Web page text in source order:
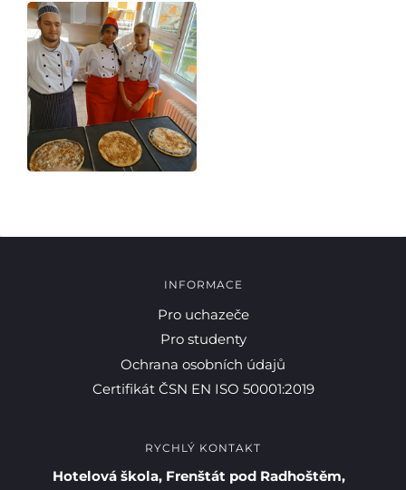
Kontakty
INFORMACE
Pro uchazeče
Pro studenty
Ochrana osobních údajů
Certifikát ČSN EN ISO 50001:2019
RYCHLÝ KONTAKT
Hotelová škola, Frenštát pod Radhoštěm,